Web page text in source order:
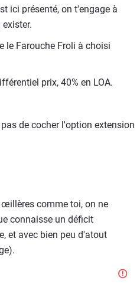
ici présenté, on t'engage à
le Farouche Froli à choisi
prix, 40% en LOA.
de cocher l'option extension
comme toi, on ne
connaisse un déficit
et avec bien peu d'atout